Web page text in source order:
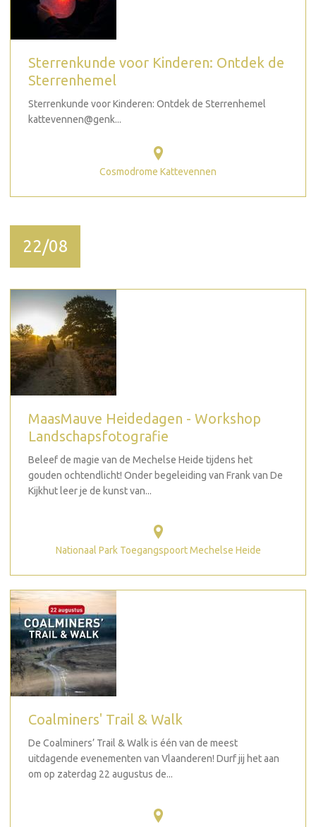
Sterrenkunde voor Kinderen: Ontdek de
Sterrenhemel
Sterrenkunde voor Kinderen: Ontdek de Sterrenhemel
kattevennen@genk...
Cosmodrome Kattevennen
22/08
MaasMauve Heidedagen - Workshop
Landschapsfotografie
Beleef de magie van de Mechelse Heide tijdens het
gouden ochtendlicht! Onder begeleiding van Frank van De
Kijkhut leer je de kunst van...
Nationaal Park Toegangspoort Mechelse Heide
Coalminers' Trail & Walk
De Coalminers’ Trail & Walk is één van de meest
uitdagende evenementen van Vlaanderen! Durf jij het aan
om op zaterdag 22 augustus de...